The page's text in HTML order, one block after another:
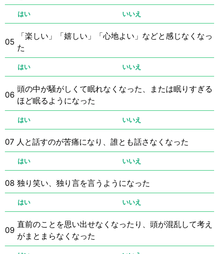
はい いいえ
05
「楽しい」「嬉しい」「心地よい」などと感じなくなっ
た
はい いいえ
06
頭の中が騒がしくて眠れなくなった、または眠りすぎる
ほど眠るようになった
はい いいえ
07 人と話すのが苦痛になり、誰とも話さなくなった
はい いいえ
08 独り笑い、独り言を言うようになった
はい いいえ
09
直前のことを思い出せなくなったり、頭が混乱して考え
がまとまらなくなった